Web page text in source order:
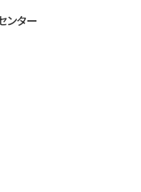
ンター